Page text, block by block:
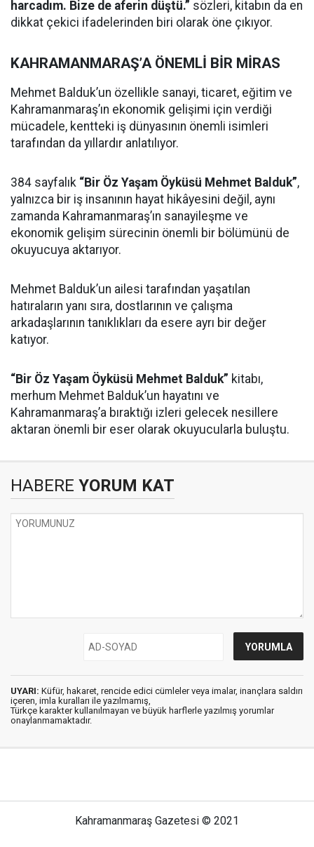
harcadım. Bize de aferin düştü.” sözleri, kitabın da en
dikkat çekici ifadelerinden biri olarak öne çıkıyor.
KAHRAMANMARAŞ’A ÖNEMLİ BİR MİRAS
Mehmet Balduk’un özellikle sanayi, ticaret, eğitim ve
Kahramanmaraş’ın ekonomik gelişimi için verdiği
mücadele, kentteki iş dünyasının önemli isimleri
tarafından da yıllardır anlatılıyor.
384 sayfalık “Bir Öz Yaşam Öyküsü Mehmet Balduk”,
yalnızca bir iş insanının hayat hikâyesini değil, aynı
zamanda Kahramanmaraş’ın sanayileşme ve
ekonomik gelişim sürecinin önemli bir bölümünü de
okuyucuya aktarıyor.
Mehmet Balduk’un ailesi tarafından yaşatılan
hatıraların yanı sıra, dostlarının ve çalışma
arkadaşlarının tanıklıkları da esere ayrı bir değer
katıyor.
“Bir Öz Yaşam Öyküsü Mehmet Balduk” kitabı,
merhum Mehmet Balduk’un hayatını ve
Kahramanmaraş’a bıraktığı izleri gelecek nesillere
aktaran önemli bir eser olarak okuyucularla buluştu.
HABERE YORUM KAT
UYARI: Küfür, hakaret, rencide edici cümleler veya imalar, inançlara saldırı
içeren, imla kuralları ile yazılmamış,
Türkçe karakter kullanılmayan ve büyük harflerle yazılmış yorumlar
onaylanmamaktadır.
Kahramanmaraş Gazetesi © 2021